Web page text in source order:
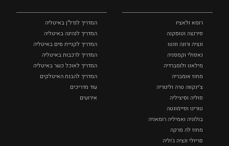
רומא ולאציו
פירנצה וטוסקנה ‏
ונציה ורונה וונטו
נאפולי‏ וקמפניה
מילאנו ולומברדיה
מחוז אומבריה
צ'ינקווה טרה וליגוריה
פוליה וסיציליה ‏
טורינו ופיימונטה
בולוניה ואמיליה רומאניה
מחוז לה מרקה
פריולי ונציה ג'וליה
המדריך לנדל"ן באיטליה
המדריך לנהיגה באיטליה
המדריך לקניית סים באיטליה
המדריך לרכבות באיטליה
המדריך לאוכל כשר באיטליה
המדריך להבנת האיטלקים
עוד מדריכים
אירועים